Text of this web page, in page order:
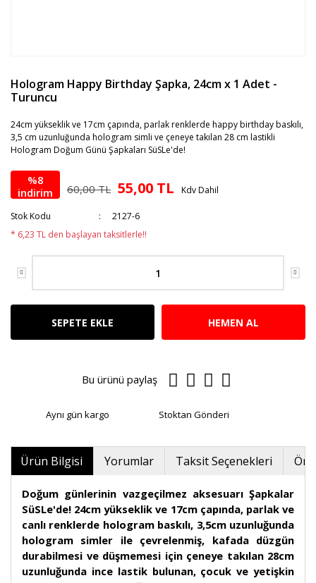
Hologram Happy Birthday Şapka, 24cm x 1 Adet -
Turuncu
24cm yükseklik ve 17cm çapında, parlak renklerde happy birthday baskılı,
3,5 cm uzunluğunda hologram simli ve çeneye takılan 28 cm lastikli
Hologram Doğum Günü Şapkaları SüSLe'de!
%8
indirim
60,00 TL 55,00 TL Kdv Dahil
Stok Kodu
2127-6
* 6,23 TL den başlayan taksitlerle!!
SEPETE EKLE HEMEN AL
Bu ürünü paylaş
Aynı gün kargo Stoktan Gönderi
Ürün Bilgisi Yorumlar Taksit Seçenekleri
Doğum günlerinin vazgeçilmez aksesuarı Şapkalar
SüSLe'de! 24cm yükseklik ve 17cm çapında, parlak ve
canlı renklerde hologram baskılı, 3,5cm uzunluğunda
hologram simler ile çevrelenmiş, kafada düzgün
durabilmesi ve düşmemesi için çeneye takılan 28cm
uzunluğunda ince lastik bulunan, çocuk ve yetişkin